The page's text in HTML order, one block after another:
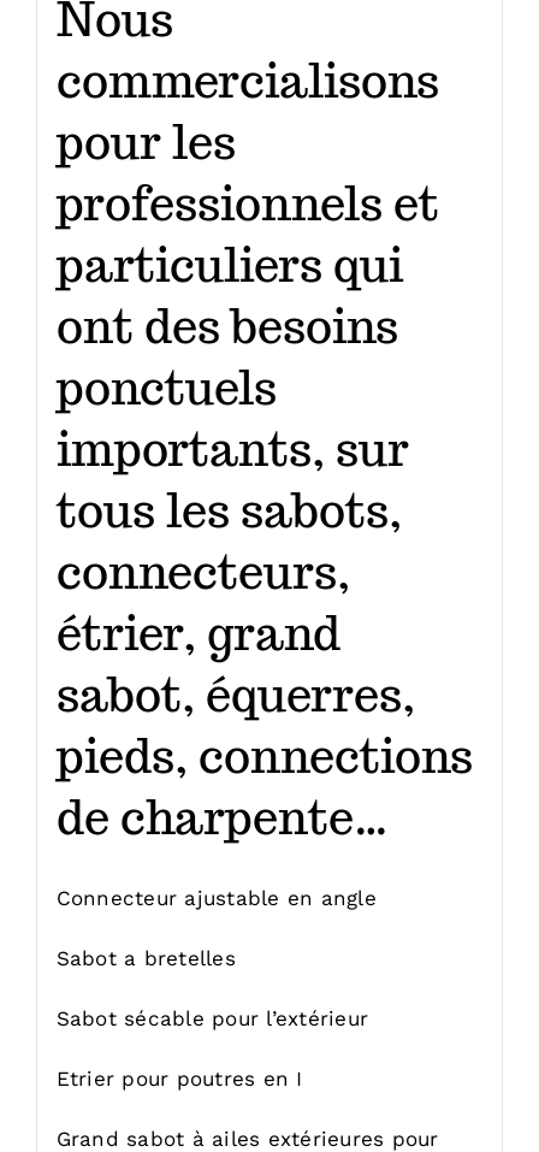
Nous
commercialisons
pour les
professionnels et
particuliers qui
ont des besoins
ponctuels
importants, sur
tous les sabots,
connecteurs,
étrier, grand
sabot, équerres,
pieds, connections
de charpente…
Connecteur ajustable en angle
Sabot a bretelles
Sabot sécable pour l’extérieur
Etrier pour poutres en I
Grand sabot à ailes extérieures pour